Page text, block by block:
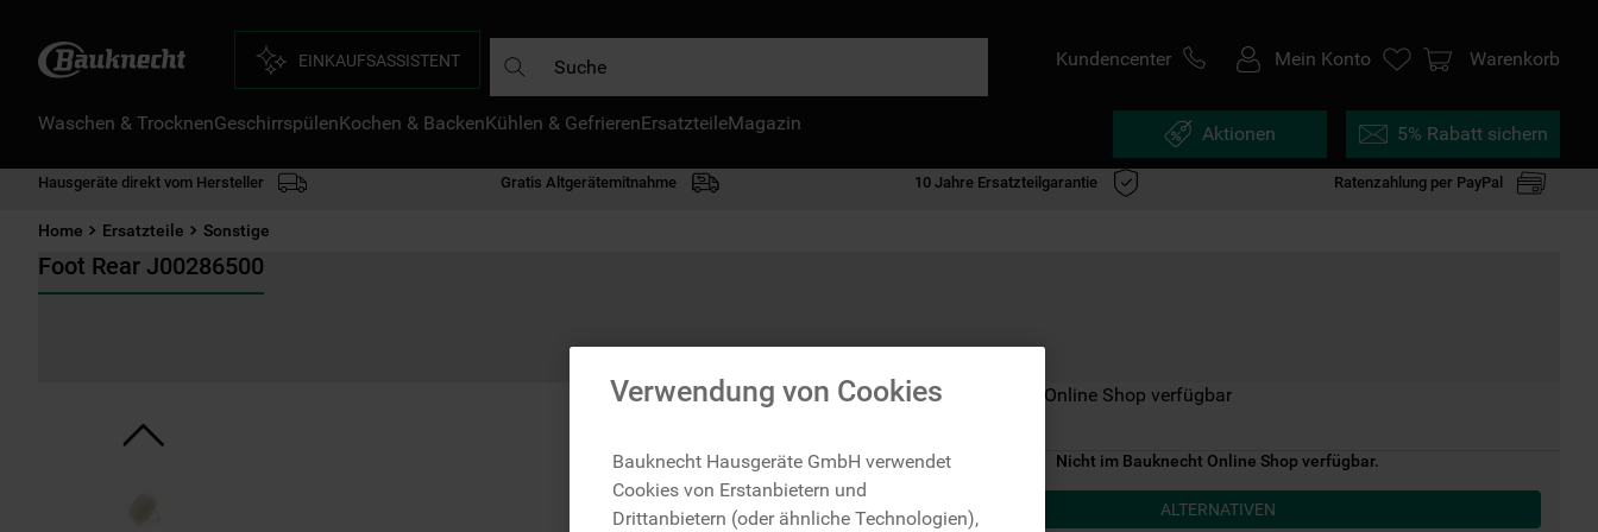
EINKAUFSASSISTENT Kundencenter Mein Konto Warenkorb
Waschen & TrocknenGeschirrspülenKochen & BackenKühlen & GefrierenErsatzteileMagazin Aktionen 5% Rabatt sichern
Hausgeräte direkt vom Hersteller Gratis Altgerätemitnahme 10 Jahre Ersatzteilgarantie Ratenzahlung per PayPal
Home Ersatzteile Sonstige
Foot Rear J00286500
Nicht im Bauknecht Online Shop verfügbar
Nicht im Bauknecht Online Shop verfügbar.
ALTERNATIVEN
Verwendung von Cookies
Bauknecht Hausgeräte GmbH verwendet
Cookies von Erstanbietern und
Drittanbietern (oder ähnliche Technologien),
DIE HÄUFIGSTEN SUCHANFRAGEN
gefrierschrank